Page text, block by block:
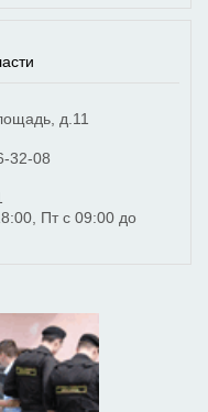
д.11
32-08
Пт с 09:00 до